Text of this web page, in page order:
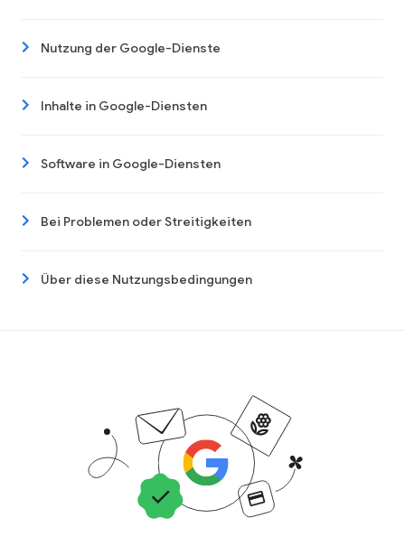
Nutzung der Google-Dienste
Inhalte in Google-Diensten
Software in Google-Diensten
Bei Problemen oder Streitigkeiten
Über diese Nutzungsbedingungen